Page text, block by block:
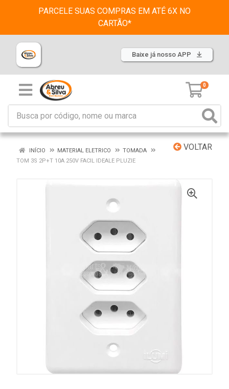
PARCELE SUAS COMPRAS EM ATÉ 6X NO
CARTÃO*
Baixe já nosso APP
0
VOLTAR
INÍCIO MATERIAL ELETRICO
TOMADA
TOM 3S 2P+T 10A 250V FACIL IDEALE PLUZIE